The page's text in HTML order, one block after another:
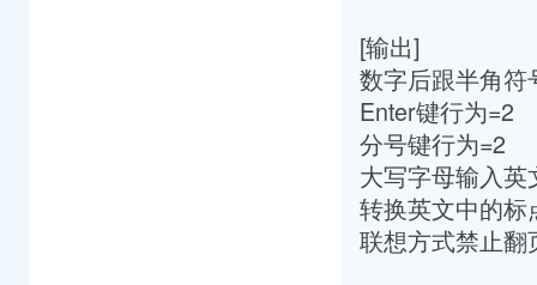
[输出]
数字后跟半角符
Enter键行为=2
分号键行为=2
大写字母输入英
转换英文中的标
联想方式禁止翻